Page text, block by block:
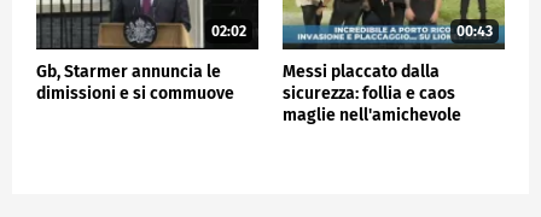
02:02
Gb, Starmer annuncia le
dimissioni e si commuove
00:43
Messi placcato dalla
sicurezza: follia e caos
maglie nell'amichevole